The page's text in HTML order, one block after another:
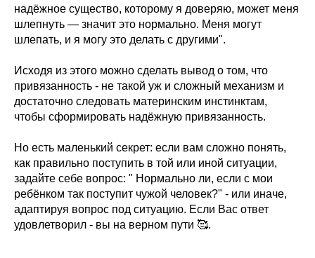
надёжное существо, которому я доверяю, может меня
шлепнуть — значит это нормально. Меня могут
шлепать, и я могу это делать с другими".
Исходя из этого можно сделать вывод о том, что
привязанность - не такой уж и сложный механизм и
достаточно следовать материнским инстинктам,
чтобы сформировать надёжную привязанность.
Но есть маленький секрет: если вам сложно понять,
как правильно поступить в той или иной ситуации,
задайте себе вопрос: " Нормально ли, если с мои
ребёнком так поступит чужой человек?" - или иначе,
адаптируя вопрос под ситуацию. Если Вас ответ
удовлетворил - вы на верном пути 🥰.